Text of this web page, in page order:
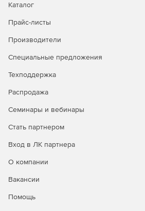
Каталог
Прайс-листы
Производители
Специальные предложения
Техподдержка
Распродажа
Семинары и вебинары
Стать партнером
Вход в ЛК партнера
О компании
Вакансии
Помощь